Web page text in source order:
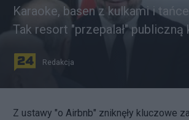
Karaoke, basen z kulkami i
Tak resort "przepalał" publiczną
Redakcja
Z ustawy "o Airbnb" zniknęły kluczowe